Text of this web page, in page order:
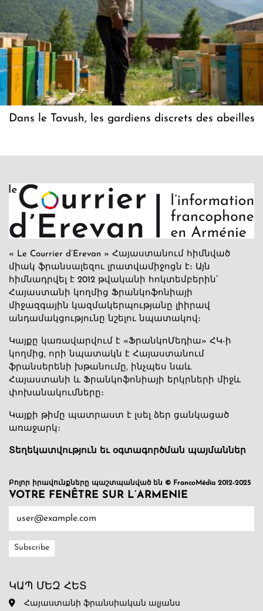
Dans le Tavush, les gardiens discrets des abeilles
« Le Courrier d’Erevan » Հայաստանում հիմնված
միակ ֆրանսալեզու լրատվամիջոցն է։ Այն
հիմնադրվել է 2012 թվականի հոկտեմբերին՝
Հայաստանի կողմից Ֆրանկոֆոնիայի
միջազգային կազմակերպությանը լիիրավ
անդամակցությունը նշելու նպատակով։
Կայքը կառավարվում է «ՖրանկոՄեդիա» ՀԿ-ի
կողմից, որի նպատակն է Հայաստանում
ֆրանսերենի խթանումը, ինչպես նաև
Հայաստանի և Ֆրանկոֆոնիայի երկրների միջև
փոխանակումները։
Կայքի թիմը պատրաստ է լսել ձեր ցանկացած
առաջարկ։
Տեղեկատվություն եւ օգտագործման պայմաններ
Բոլոր իրավունքները պաշտպանված են © FrancoMédia 2012-2025
VOTRE FENÊTRE SUR L’ARMENIE
ԿԱՊ ՄԵԶ ՀԵՏ
Հայաստանի ֆրանսիական ալյանս